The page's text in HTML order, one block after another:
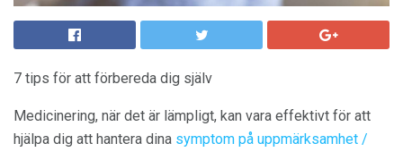
7 tips för att förbereda dig själv
Medicinering, när det är lämpligt, kan vara effektivt för att
hjälpa dig att hantera dina symptom på uppmärksamhet /